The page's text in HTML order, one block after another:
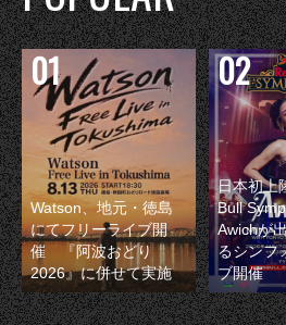
Watson、地元・徳島
にてフリーライブ開
催 『阿波おどり
2026』に併せて実施
日本初上
Bull
Awichが
るシンフ
ブ開催